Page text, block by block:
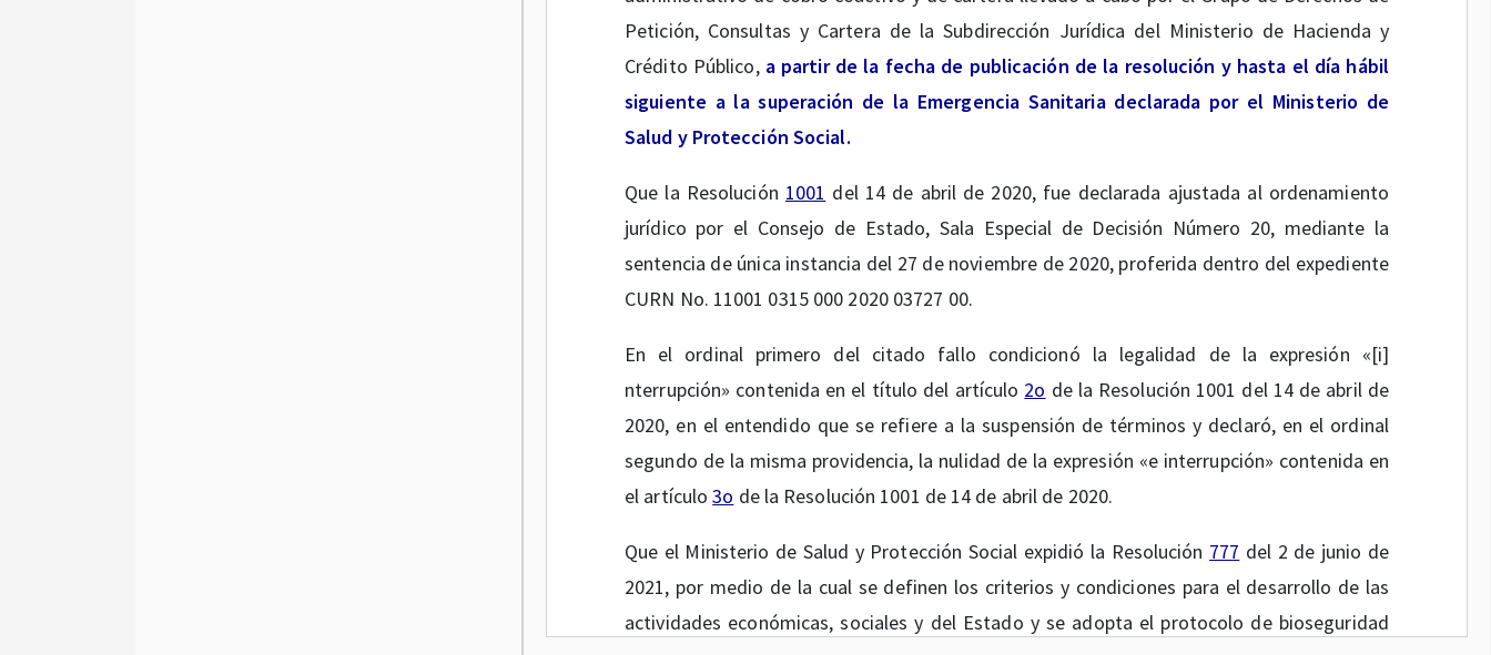
Petición, Consultas y Cartera de la Subdirección Jurídica del Ministerio de Hacienda y
Crédito Público, a partir de la fecha de publicación de la resolución y hasta el día hábil
siguiente a la superación de la Emergencia Sanitaria declarada por el Ministerio de
Salud y Protección Social.
Que la Resolución 1001 del 14 de abril de 2020, fue declarada ajustada al ordenamiento
jurídico por el Consejo de Estado, Sala Especial de Decisión Número 20, mediante la
sentencia de única instancia del 27 de noviembre de 2020, proferida dentro del expediente
CURN No. 11001 0315 000 2020 03727 00.
En el ordinal primero del citado fallo condicionó la legalidad de la expresión «[i]
nterrupción» contenida en el título del artículo 2o de la Resolución 1001 del 14 de abril de
2020, en el entendido que se refiere a la suspensión de términos y declaró, en el ordinal
segundo de la misma providencia, la nulidad de la expresión «e interrupción» contenida en
el artículo3o de la Resolución 1001 de 14 de abril de 2020.
Que el Ministerio de Salud y Protección Social expidió la Resolución 777 del 2 de junio de
2021, por medio de la cual se definen los criterios y condiciones para el desarrollo de las
actividades económicas, sociales y del Estado y se adopta el protocolo de bioseguridad